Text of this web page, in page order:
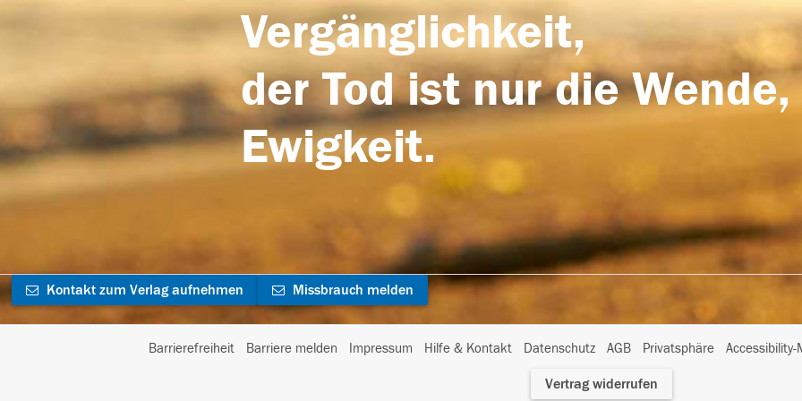
Vergänglichkeit,
der Tod ist nur die
Ewigkeit.
Kontakt zum Verlag aufnehmen Missbrauch melden
Barrierefreiheit Barriere melden Impressum Hilfe & Kontakt Datenschutz AGB Privatsphäre
I
Vertrag widerrufen